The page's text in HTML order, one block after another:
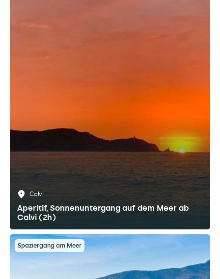
Calvi
Aperitif, Sonnenuntergang auf dem Meer ab
Calvi (2h)
Spaziergang am Meer